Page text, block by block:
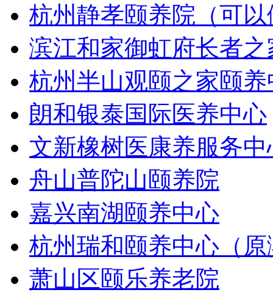
杭州静孝颐养院（可
滨江和家御虹府长者之
杭州半山观颐之家颐养
朗和银泰国际医养中心
文新橡树医康养服务中
舟山普陀山颐养院
嘉兴南湖颐养中心
杭州瑞和颐养中心（
萧山区颐乐养老院